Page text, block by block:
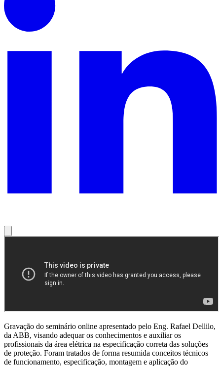
Gravação do seminário online apresentado pelo Eng. Rafael Dellilo,
da ABB, visando adequar os conhecimentos e auxiliar os
profissionais da área elétrica na especificação correta das soluções
de proteção. Foram tratados de forma resumida conceitos técnicos
de funcionamento, especificação, montagem e aplicação do